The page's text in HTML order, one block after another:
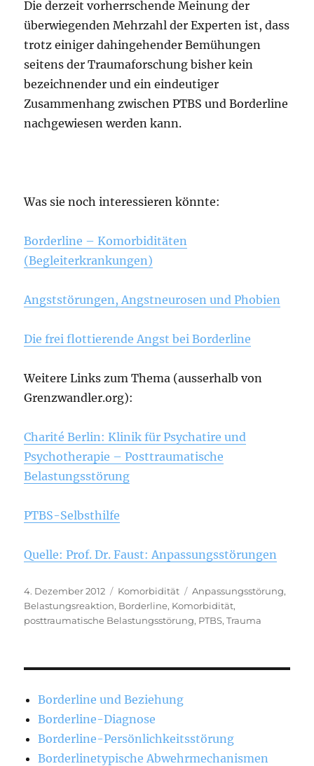
Die derzeit vorherrschende Meinung der
überwiegenden Mehrzahl der Experten ist, dass
trotz einiger dahingehender Bemühungen
seitens der Traumaforschung bisher kein
bezeichnender und ein eindeutiger
Zusammenhang zwischen PTBS und Borderline
nachgewiesen werden kann.
Was sie noch interessieren könnte:
Borderline – Komorbiditäten
(Begleiterkrankungen)
Angststörungen, Angstneurosen und Phobien
Die frei flottierende Angst bei Borderline
Weitere Links zum Thema (ausserhalb von
Grenzwandler.org):
Charité Berlin: Klinik für Psychatire und
Psychotherapie – Posttraumatische
Belastungsstörung
PTBS-Selbsthilfe
Quelle: Prof. Dr. Faust: Anpassungsstörungen
Veröffentlicht
am
4. Dezember 2012 Kategorien
Komorbidität Schlagwörter
Anpassungsstörung,
Belastungsreaktion, Borderline, Komorbidität,
posttraumatische Belastungsstörung, PTBS,Trauma
Borderline und Beziehung
Borderline-Diagnose
Borderline-Persönlichkeitsstörung
Borderlinetypische Abwehrmechanismen